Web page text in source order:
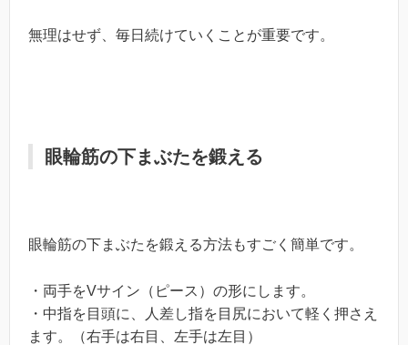
無理はせず、毎日続けていくことが重要です。
眼輪筋の下まぶたを鍛える
眼輪筋の下まぶたを鍛える方法もすごく簡単です。
・両手をVサイン（ピース）の形にします。
・中指を目頭に、人差し指を目尻において軽く押さえ
ます。（右手は右目、左手は左目）